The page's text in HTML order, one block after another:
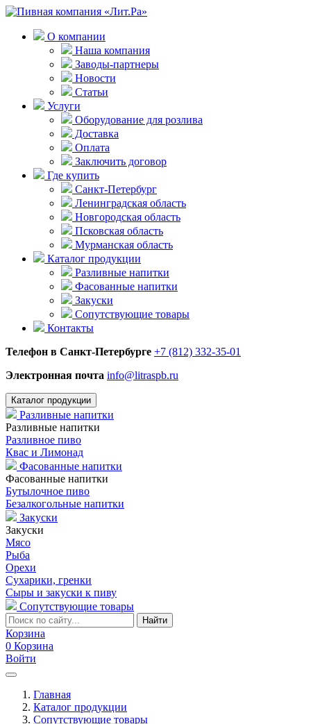
О компании
Наша компания
Заводы-партнеры
Новости
Статьи
Услуги
Оборудование для розлива
Доставка
Оплата
Заключить договор
Где купить
Санкт-Петербург
Ленинградская область
Новгородская область
Псковская область
Мурманская область
Каталог продукции
Разливные напитки
Фасованные напитки
Закуски
Сопутствующие товары
Контакты
Телефон в Санкт-Петербурге +7 (812) 332-35-01
Электронная почта info@litraspb.ru
Каталог продукции
Разливные напитки
Разливные напитки
Разливное пиво
Квас и Лимонад
Фасованные напитки
Фасованные напитки
Бутылочное пиво
Безалкогольные напитки
Закуски
Закуски
Мясо
Рыба
Орехи
Сухарики, гренки
Сыры и закуски к пиву
Сопутствующие товары
Найти
Корзина
0 Корзина
Войти
Главная
Каталог продукции
Сопутствующие товары